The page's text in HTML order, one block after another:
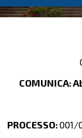
COMUNICA:
PROCESSO:001/